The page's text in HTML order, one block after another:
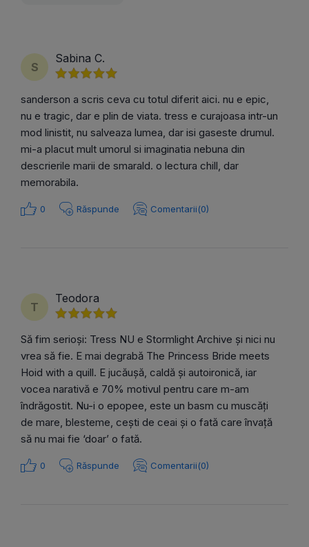
S
Sabina C.
sanderson a scris ceva cu totul diferit aici. nu e epic,
nu e tragic, dar e plin de viata. tress e curajoasa intr-un
mod linistit, nu salveaza lumea, dar isi gaseste drumul.
mi-a placut mult umorul si imaginatia nebuna din
descrierile marii de smarald. o lectura chill, dar
memorabila.
0 Răspunde Comentarii(0)
T
Teodora
Să fim serioși: Tress NU e Stormlight Archive și nici nu
vrea să fie. E mai degrabă The Princess Bride meets
Hoid with a quill. E jucăușă, caldă și autoironică, iar
vocea narativă e 70% motivul pentru care m-am
îndrăgostit. Nu-i o epopee, este un basm cu muscăți
de mare, blesteme, cești de ceai și o fată care învață
să nu mai fie ‘doar’ o fată.
0 Răspunde Comentarii(0)